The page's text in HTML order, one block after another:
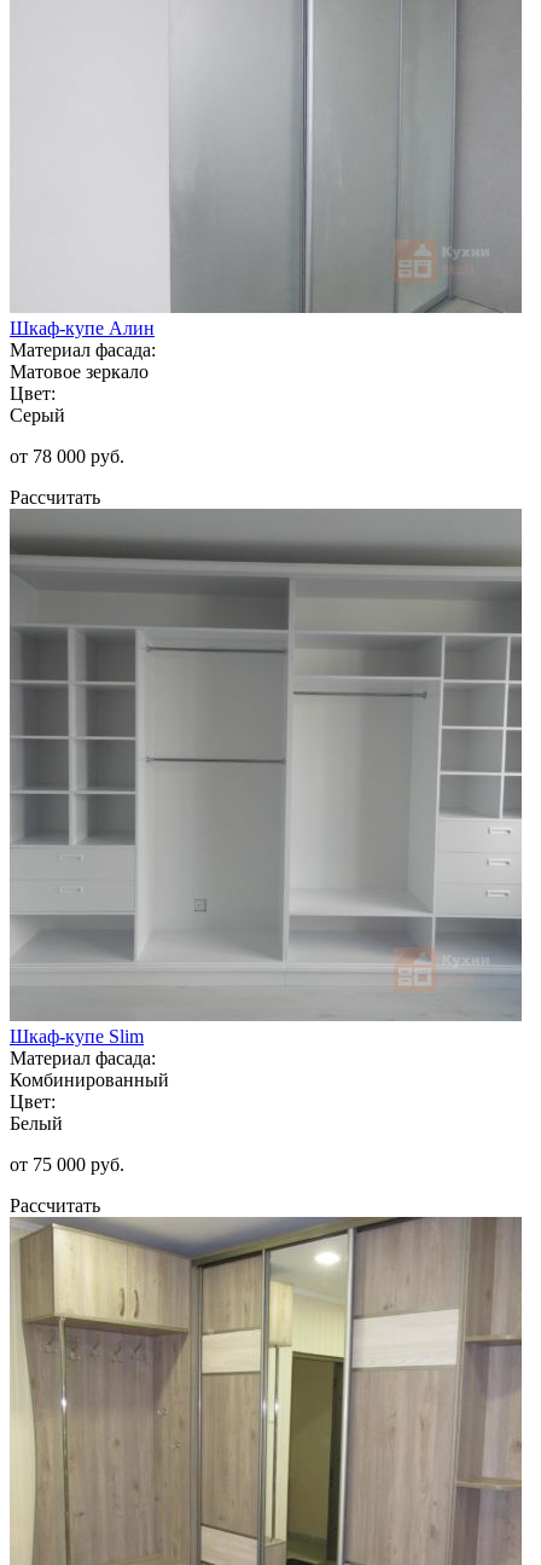
Шкаф-купе Алин
Материал фасада:
Матовое зеркало
Цвет:
Серый
от 78 000 руб.
Рассчитать
Шкаф-купе Slim
Материал фасада:
Комбинированный
Цвет:
Белый
от 75 000 руб.
Рассчитать